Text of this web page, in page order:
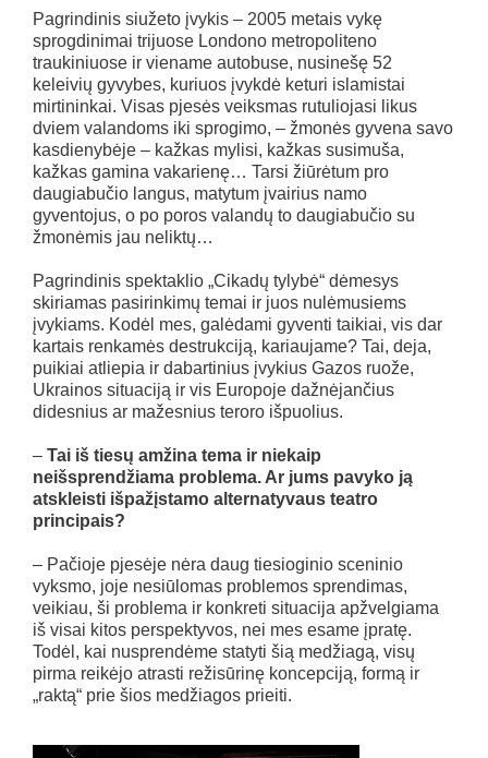
Pagrindinis siužeto įvykis – 2005 metais vykę
sprogdinimai trijuose Londono metropoliteno
traukiniuose ir viename autobuse, nusinešę 52
keleivių gyvybes, kuriuos įvykdė keturi islamistai
mirtininkai. Visas pjesės veiksmas rutuliojasi likus
dviem valandoms iki sprogimo, – žmonės gyvena savo
kasdienybėje – kažkas mylisi, kažkas susimuša,
kažkas gamina vakarienę… Tarsi žiūrėtum pro
daugiabučio langus, matytum įvairius namo
gyventojus, o po poros valandų to daugiabučio su
žmonėmis jau neliktų…
Pagrindinis spektaklio „Cikadų tylybė“ dėmesys
skiriamas pasirinkimų temai ir juos nulėmusiems
įvykiams. Kodėl mes, galėdami gyventi taikiai, vis dar
kartais renkamės destrukciją, kariaujame? Tai, deja,
puikiai atliepia ir dabartinius įvykius Gazos ruože,
Ukrainos situaciją ir vis Europoje dažnėjančius
didesnius ar mažesnius teroro išpuolius.
– Tai iš tiesų amžina tema ir niekaip
neišsprendžiama problema. Ar jums pavyko ją
atskleisti išpažįstamo alternatyvaus teatro
principais?
– Pačioje pjesėje nėra daug tiesioginio sceninio
vyksmo, joje nesiūlomas problemos sprendimas,
veikiau, ši problema ir konkreti situacija apžvelgiama
iš visai kitos perspektyvos, nei mes esame įpratę.
Todėl, kai nusprendėme statyti šią medžiagą, visų
pirma reikėjo atrasti režisūrinę koncepciją, formą ir
„raktą“ prie šios medžiagos prieiti.